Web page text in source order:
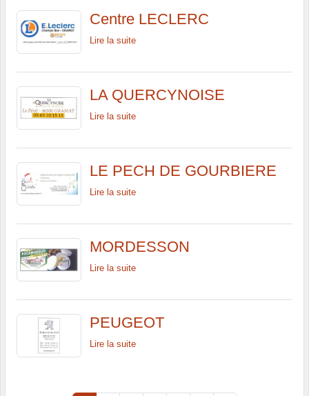
Centre LECLERC
Lire la suite
LA QUERCYNOISE
Lire la suite
LE PECH DE GOURBIERE
Lire la suite
MORDESSON
Lire la suite
PEUGEOT
Lire la suite